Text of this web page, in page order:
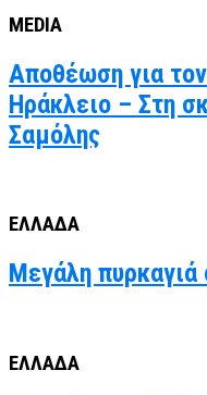
MEDIA
Αποθέωση για
Ηράκλειο – Στη
Σαμόλης
ΕΛΛΑΔΑ
Μεγάλη πυρκαγιά
ΕΛΛΑΔΑ